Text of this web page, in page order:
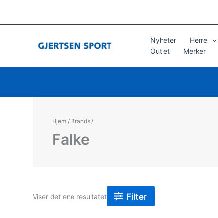
til
Nyheter Herre
Outlet
Merker
Hjem / Brands /
Falke
Viser det ene resultatet Filter